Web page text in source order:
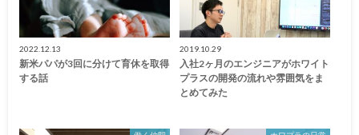
2022.12.13
新米パパが3回に分けて育休を取得
する話
2019.10.29
入社2ヶ月のエンジニアがホワイト
プラスの開発の流れや雰囲気をま
とめてみた